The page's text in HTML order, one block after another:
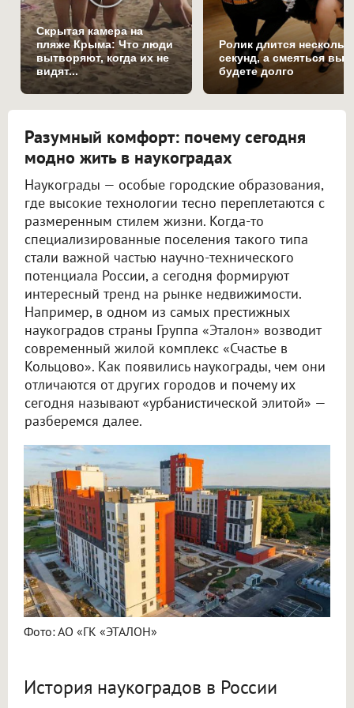
Скрытая камера на
пляже Крыма: Что люди
вытворяют, когда их не
видят...
Ролик длится
секунд, а смеяться вы
будете долго
Разумный комфорт: почему сегодня
модно жить в наукоградах
Наукограды — особые городские образования,
где высокие технологии тесно переплетаются с
размеренным стилем жизни. Когда-то
специализированные поселения такого типа
стали важной частью научно-технического
потенциала России, а сегодня формируют
интересный тренд на рынке недвижимости.
Например, в одном из самых престижных
наукоградов страны Группа «Эталон» возводит
современный жилой комплекс «Счастье в
Кольцово». Как появились наукограды, чем они
отличаются от других городов и почему их
сегодня называют «урбанистической элитой» —
разберемся далее.
Фото: АО «ГК «ЭТАЛОН»
История наукоградов в России